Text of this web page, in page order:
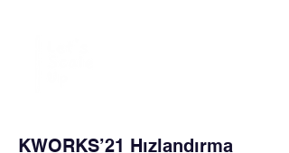
KWORKS’21 Hızlandırma